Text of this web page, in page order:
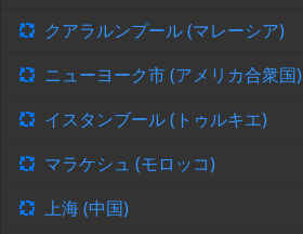
クアラルンプール (マレーシア)
ニューヨーク市 (アメリカ合衆国)
イスタンブール (トゥルキエ)
マラケシュ (モロッコ)
上海 (中国)